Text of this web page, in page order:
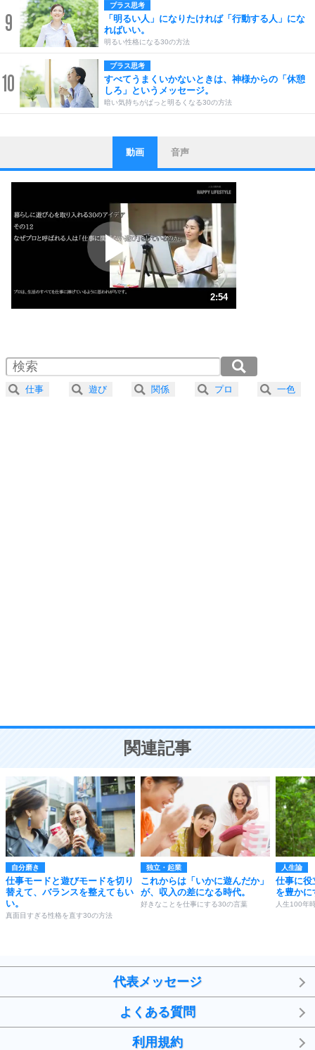
9
プラス思考
「明るい人」になりたければ「行動する人」にな
ればいい。
明るい性格になる30の方法
10
プラス思考
すべてうまくいかないときは、神様からの「休憩
しろ」というメッセージ。
暗い気持ちがぱっと明るくなる30の方法
1
ストレス対策
他人と比べない。
いっそのこと、他人を見ない。
いらいらしない人になる30の方法
プラス思考
ポジティブになれない原因は、行動しないから。
ポジティブ思考になる30の方法
ストレス対策
人生、なんとかなるもの。
気楽に生きる30の方法
4 器の大きい人は、怒りを優しさで表現する。
プラス思考
ことが大切。
動画 音声
2:54
2.0倍速 （341KB 1分27秒）
2.5倍速 （273KB 1分9秒）
3.0倍速 （228KB 58秒）
仕事 遊び 関係 プロ 一色
関連記事
自分磨き
仕事モードと遊びモードを切り
替えて、バランスを整えてもい
い。
真面目すぎる性格を直す30の方法
独立・起業
これからは「いかに遊んだか」
が、収入の差になる時代。
好きなことを仕事にする30の言葉
人生論
仕事に役
を豊かに
人生100年
代表メッセージ
よくある質問
利用規約